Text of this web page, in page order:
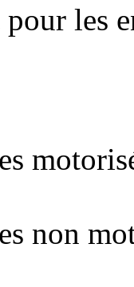
les
non